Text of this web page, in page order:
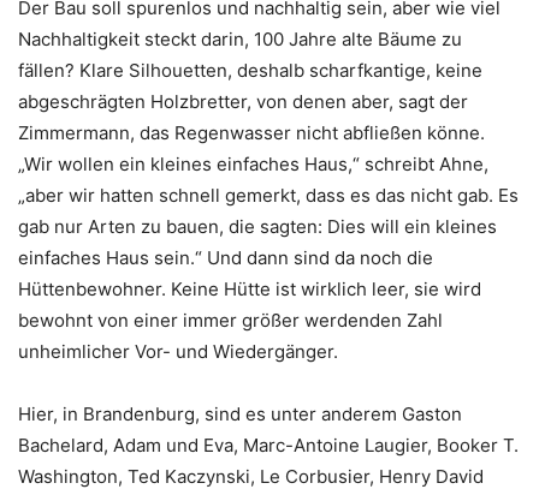
Der Bau soll spurenlos und nachhaltig sein, aber wie viel
Nachhaltigkeit steckt darin, 100 Jahre alte Bäume zu
fällen? Klare Silhouetten, deshalb scharfkantige, keine
abgeschrägten Holzbretter, von denen aber, sagt der
Zimmermann, das Regenwasser nicht abfließen könne.
„Wir wollen ein kleines einfaches Haus,“ schreibt Ahne,
„aber wir hatten schnell gemerkt, dass es das nicht gab. Es
gab nur Arten zu bauen, die sagten: Dies will ein kleines
einfaches Haus sein.“ Und dann sind da noch die
Hüttenbewohner. Keine Hütte ist wirklich leer, sie wird
bewohnt von einer immer größer werdenden Zahl
unheimlicher Vor- und Wiedergänger.
Hier, in Brandenburg, sind es unter anderem Gaston
Bachelard, Adam und Eva, Marc-Antoine Laugier, Booker T.
Washington, Ted Kaczynski, Le Corbusier, Henry David